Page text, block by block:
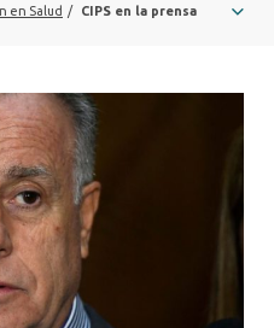
en Salud / CIPS en la prensa